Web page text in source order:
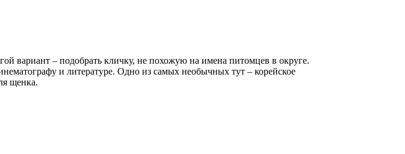
– подобрать кличку, не похожую на имена питомцев в округе.
и литературе. Одно из самых необычных тут – корейское
щенка.